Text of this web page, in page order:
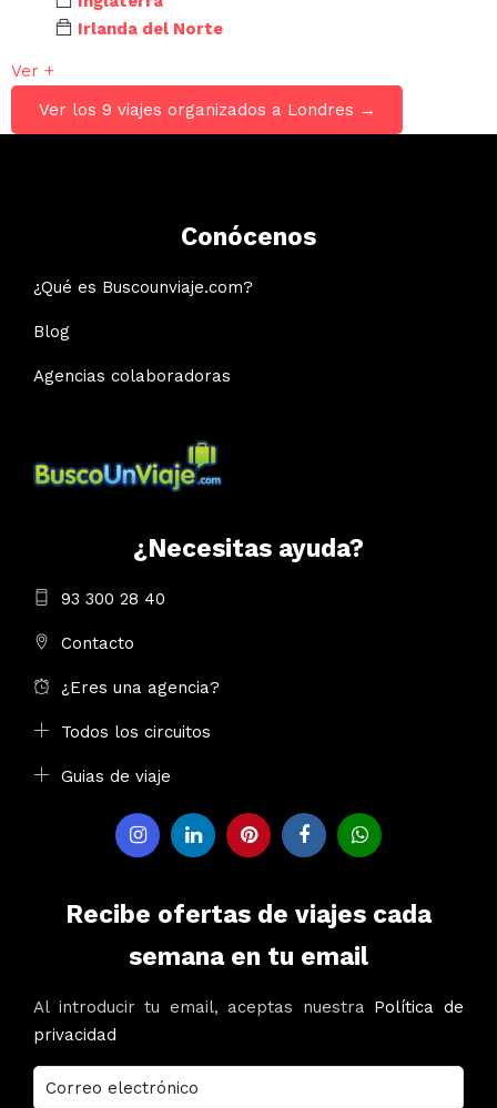
Irlanda del Norte
Ver +
Ver los 9 viajes organizados a Londres →
Conócenos
¿Qué es Buscounviaje.com?
Blog
Agencias colaboradoras
¿Necesitas ayuda?
93 300 28 40
Contacto
¿Eres una agencia?
Todos los circuitos
Guias de viaje
Recibe ofertas de viajes cada
semana en tu email
Al introducir tu email, aceptas nuestra Política de
privacidad